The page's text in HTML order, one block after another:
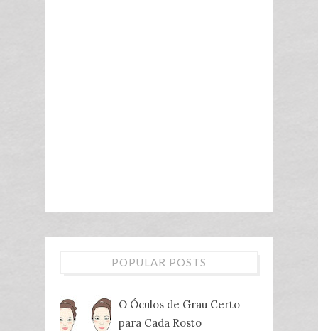
POPULAR POSTS
O Óculos de Grau Certo
para Cada Rosto